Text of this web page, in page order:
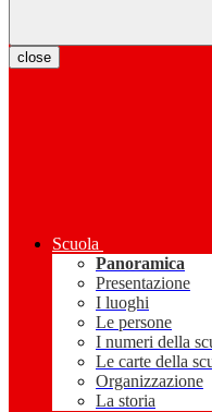
close
Scuola
Panoramica
Presentazione
I luoghi
Le persone
I numeri della
Le carte della
Organizzazione
La storia